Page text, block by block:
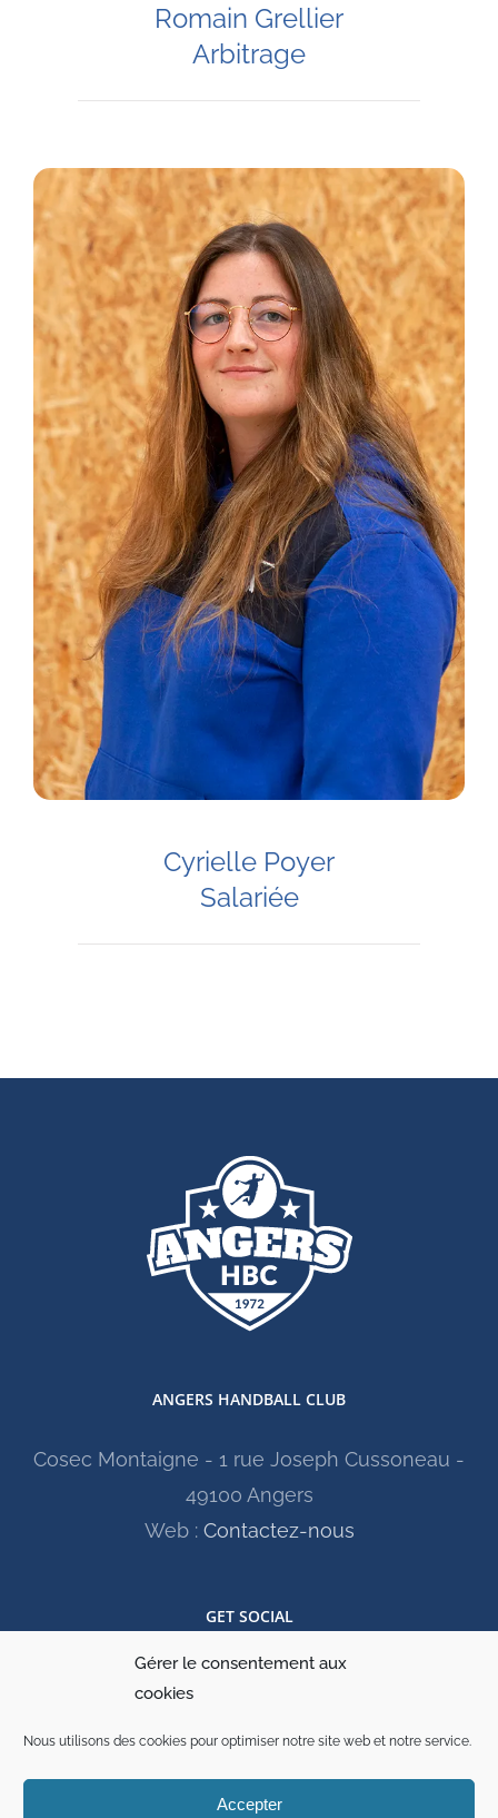
Gérer le consentement aux
cookies
Nous utilisons des cookies pour optimiser notre site web et notre service.
Accepter
Romain Grellier
Arbitrage
Cyrielle Poyer
Salariée
ANGERS HANDBALL CLUB
Cosec Montaigne - 1 rue Joseph Cussoneau -
49100 Angers
Web : Contactez-nous
GET SOCIAL